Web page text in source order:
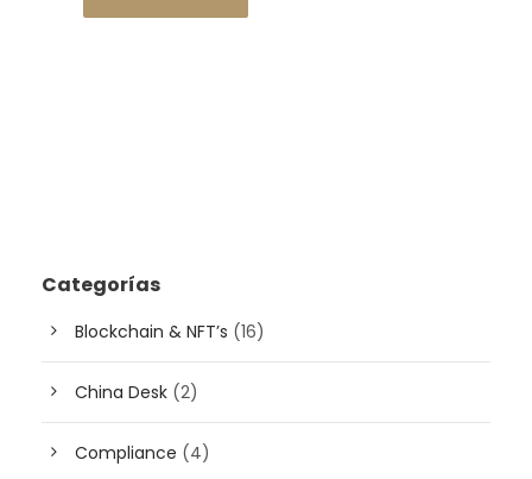
Categorías
Blockchain & NFT’s (16)
China Desk (2)
Compliance (4)